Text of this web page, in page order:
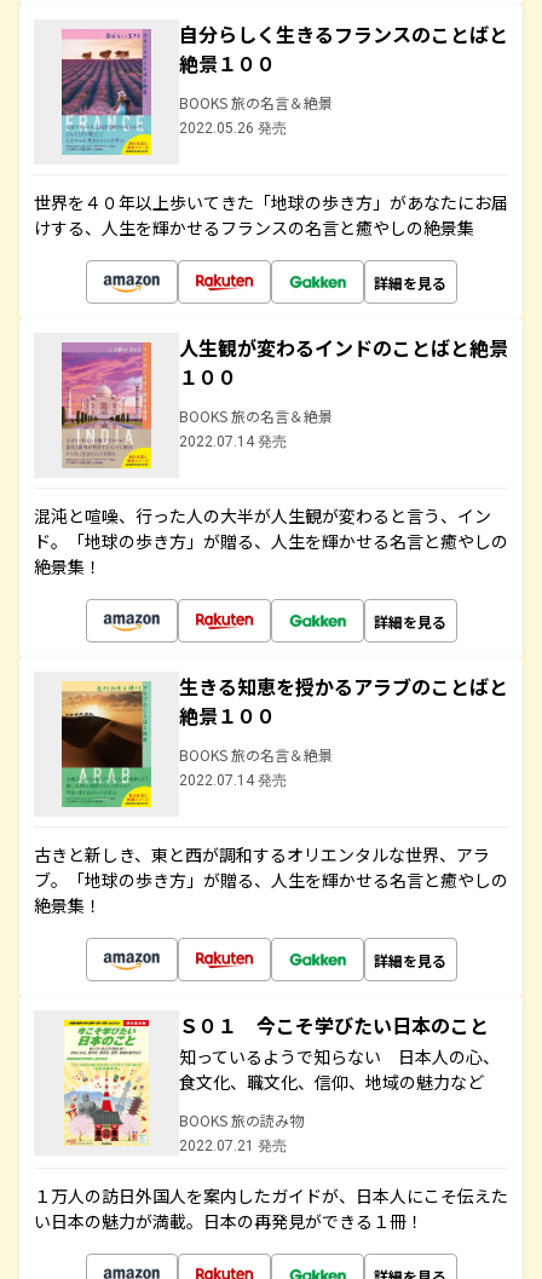
自分らしく生きるフランスのことばと
絶景１００
BOOKS 旅の名言＆絶景
2022.05.26 発売
世界を４０年以上歩いてきた「地球の歩き方」があなたにお届
けする、人生を輝かせるフランスの名言と癒やしの絶景集
詳細を見る
人生観が変わるインドのことばと絶景
１００
BOOKS 旅の名言＆絶景
2022.07.14 発売
混沌と喧噪、行った人の大半が人生観が変わると言う、イン
ド。「地球の歩き方」が贈る、人生を輝かせる名言と癒やしの
絶景集！
詳細を見る
生きる知恵を授かるアラブのことばと
絶景１００
BOOKS 旅の名言＆絶景
2022.07.14 発売
古きと新しき、東と西が調和するオリエンタルな世界、アラ
ブ。「地球の歩き方」が贈る、人生を輝かせる名言と癒やしの
絶景集！
詳細を見る
Ｓ０１ 今こそ学びたい日本のこと
知っているようで知らない 日本人の心、
食文化、職文化、信仰、地域の魅力など
BOOKS 旅の読み物
2022.07.21 発売
１万人の訪日外国人を案内したガイドが、日本人にこそ伝えた
い日本の魅力が満載。日本の再発見ができる１冊！